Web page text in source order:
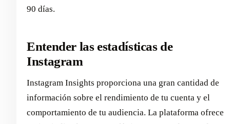
90 días.
Entender las estadísticas de
Instagram
Instagram Insights proporciona una gran cantidad de
información sobre el rendimiento de tu cuenta y el
comportamiento de tu audiencia. La plataforma ofrece